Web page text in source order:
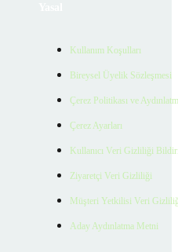
Kullanım Koşulları
Bireysel Üyelik Sözleşmesi
Çerez Politikası ve
Çerez Ayarları
Kullanıcı Veri Gizliliği
Ziyaretçi Veri Gizliliği
Müşteri Yetkilisi Veri
Aday Aydınlatma Metni